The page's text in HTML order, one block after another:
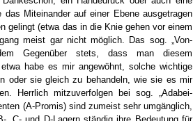
Miteinander auf einer Ebene ausgetragen
gelingt (etwa das in die Knie gehen vor einem
meist gar nicht möglich. Das sog. „Von-
dem Gegenüber stets, dass man diesem
habe es mir angewöhnt, solche wichtige
oder sie gleich zu behandeln, wie sie es mir
Herrlich mitzuverfolgen bei sog. „Adabei-
(A-Promis) sind zumeist sehr umgänglich,